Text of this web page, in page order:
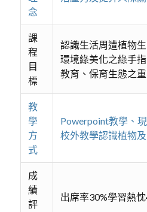
念
課
程
目
標
認識生活周遭植物
環境綠美化之綠手
教育、保育生態之
教
學
方
式
Powerpoint教學、
校外教學認識植物
成
績
評
出席率30%學習熱